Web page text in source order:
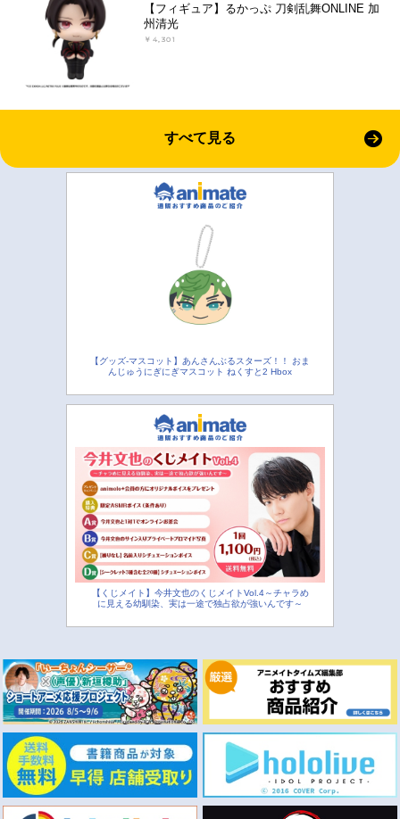
【フィギュア】るかっぷ 刀剣乱舞ONLINE 加
州清光
￥4,301
すべて見る
【グッズ-マスコット】あんさんぶるスターズ！！ おま
んじゅうにぎにぎマスコット ねくすと2 Hbox
【くじメイト】今井文也のくじメイトVol.4～チャラめ
に見える幼馴染、実は一途で独占欲が強いんです～